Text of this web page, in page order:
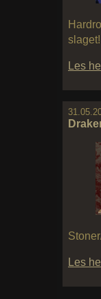
slaget!
Les
Les